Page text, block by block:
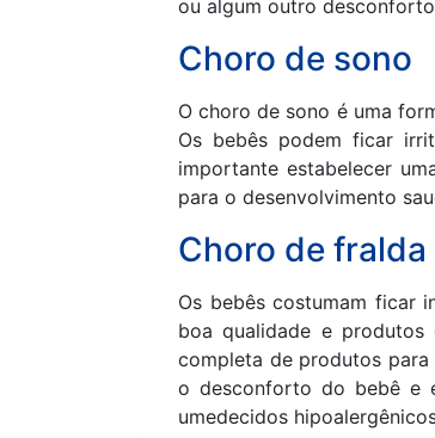
ou algum outro
Choro de sono
O choro de sono é uma
Os bebês podem ficar
importante estabelecer
para o desenvolvimento
Choro de
Os bebês costumam ficar
boa qualidade e
completa de produtos para
o desconforto do bebê e
umedecidos